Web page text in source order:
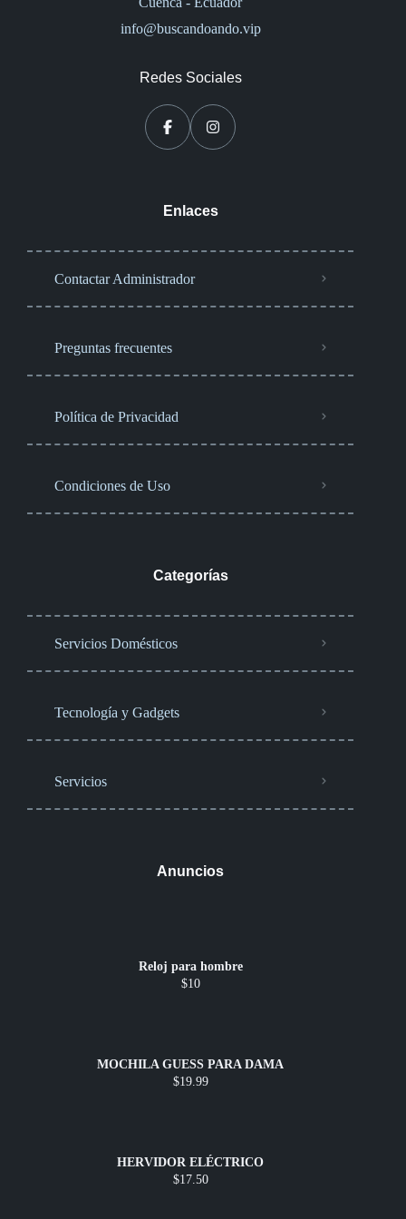
info@buscandoando.vip
Redes Sociales
Enlaces
Contactar Administrador
Preguntas frecuentes
Política de Privacidad
Condiciones de Uso
Categorías
Servicios Domésticos
Tecnología y Gadgets
Servicios
Anuncios
Reloj para hombre
$10
MOCHILA GUESS PARA DAMA
$19.99
HERVIDOR ELÉCTRICO
$17.50